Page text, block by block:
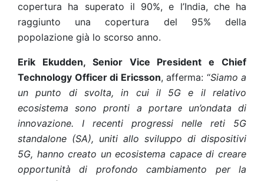
copertura ha superato il 90%, e l’India, che ha
raggiunto una copertura del 95% della
popolazione già lo scorso anno.
Erik Ekudden, Senior Vice President e Chief
Technology Officer di Ericsson, afferma: “Siamo a
un punto di svolta, in cui il 5G e il relativo
ecosistema sono pronti a portare un’ondata di
innovazione. I recenti progressi nelle reti 5G
standalone (SA), uniti allo sviluppo di dispositivi
5G, hanno creato un ecosistema capace di creare
opportunità di profondo cambiamento per la